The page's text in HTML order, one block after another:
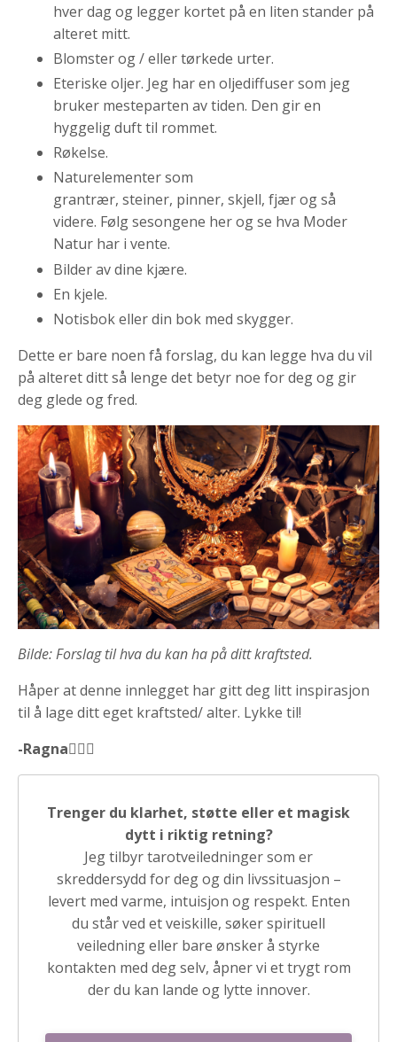
hver dag og legger kortet på en liten stander på
alteret mitt.
Blomster og / eller tørkede urter.
Eteriske oljer. Jeg har en oljediffuser som jeg
bruker mesteparten av tiden. Den gir en
hyggelig duft til rommet.
Røkelse.
Naturelementer som
grantrær, steiner, pinner, skjell, fjær og så
videre. Følg sesongene her og se hva Moder
Natur har i vente.
Bilder av dine kjære.
En kjele.
Notisbok eller din bok med skygger.
Dette er bare noen få forslag, du kan legge hva du vil
på alteret ditt så lenge det betyr noe for deg og gir
deg glede og fred.
Bilde: Forslag til hva du kan ha på ditt kraftsted.
Håper at denne innlegget har gitt deg litt inspirasjon
til å lage ditt eget kraftsted/ alter. Lykke til!
-Ragna🧙🏻‍♀️
Trenger du klarhet, støtte eller et magisk
dytt i riktig retning?
Jeg tilbyr tarotveiledninger som er
skreddersydd for deg og din livssituasjon –
levert med varme, intuisjon og respekt. Enten
du står ved et veiskille, søker spirituell
veiledning eller bare ønsker å styrke
kontakten med deg selv, åpner vi et trygt rom
der du kan lande og lytte innover.